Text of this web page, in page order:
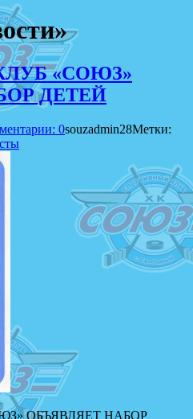
«СОЮЗ»
ДЕТЕЙ
0souzadmin28Метки:
ОБЪЯВЛЯЕТ НАБОР